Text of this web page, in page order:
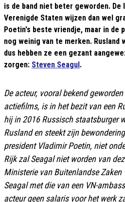
is de band niet beter geworden.
Verenigde Staten wijzen dan wel
Poetin's beste vriendje, maar in
nog weinig van te merken. Rusland
dus hebben ze een gezant
zorgen: Steven Seagul .
De acteur, vooral bekend
actiefilms, is in het bezit van een
hij in 2016 Russisch staatsburger
Rusland en steekt zijn
president Vladimir Poetin, niet
Rijk zal Seagal niet worden van
Ministerie van Buitenlandse
Seagal met die van een VN-
acteur geen salaris voor het werk